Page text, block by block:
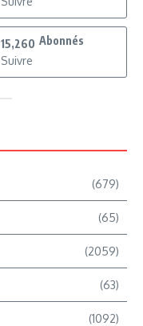
15,260 Abonnés
Suivre
(679)
(65)
(2059)
(63)
(1092)